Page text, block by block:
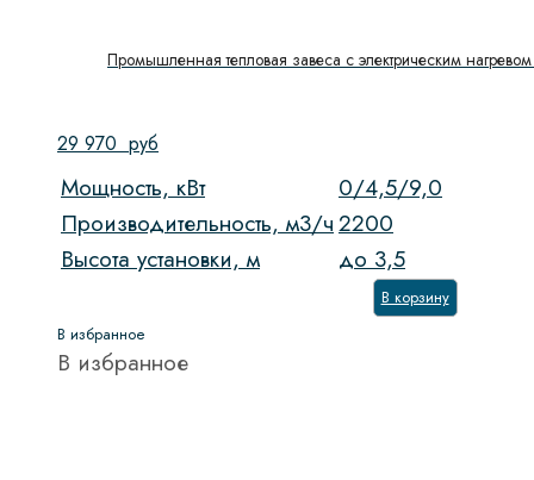
Промышленная тепловая завеса с электрическим
29 970 руб
Мощность, кВт
0/4,5/9,0
Производительность, м3/ч2200
Высота установки, м
до 3,5
В корзину
В избранное
В избранное